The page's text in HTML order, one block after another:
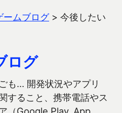
ームブログ> 今後したい
ログ
も… 開発状況やアプリ
すること、携帯電話やス